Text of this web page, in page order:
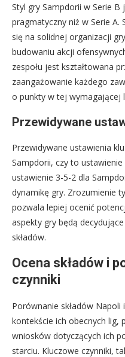
Styl gry Sampdorii w Serie
pragmatyczny niż w Serie
się na solidnej organizacji
budowaniu akcji
zespołu jest kształtowana
zaangażowanie każdego
o punkty w tej wymagającej
Przewidywane
Przewidywane ustawienia
Sampdorii, czy to
ustawienie 3-5-2 dla
dynamikę gry. Zrozumienie
pozwala lepiej ocenić
aspekty gry będą
składów.
Ocena składów i
czynniki
Porównanie składów Napoli
kontekście ich obecnych lig,
wniosków dotyczących ich
starciu. Kluczowe czynniki,